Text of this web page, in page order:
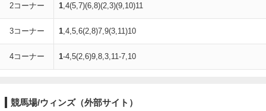
2コーナー 1,4(5,7)(6,8)(2,3)(9,10)11
3コーナー 1,4,5,6(2,8)7,9(3,11)10
4コーナー 1-4,5(2,6)9,8,3,11-7,10
競馬場/ウィンズ（外部サイト）